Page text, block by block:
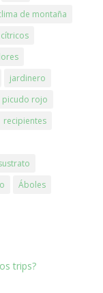
de montaña
cítricos
jardinero
picudo rojo
recipientes
Áboles
trips?